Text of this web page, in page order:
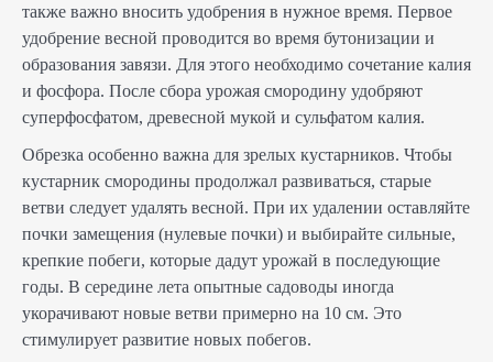
также важно вносить удобрения в нужное время. Первое
удобрение весной проводится во время бутонизации и
образования завязи. Для этого необходимо сочетание калия
и фосфора. После сбора урожая смородину удобряют
суперфосфатом, древесной мукой и сульфатом калия.
Обрезка особенно важна для зрелых кустарников. Чтобы
кустарник смородины продолжал развиваться, старые
ветви следует удалять весной. При их удалении оставляйте
почки замещения (нулевые почки) и выбирайте сильные,
крепкие побеги, которые дадут урожай в последующие
годы. В середине лета опытные садоводы иногда
укорачивают новые ветви примерно на 10 см. Это
стимулирует развитие новых побегов.